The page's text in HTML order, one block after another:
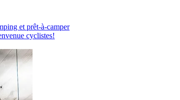
et prêt-à-camper
cyclistes!